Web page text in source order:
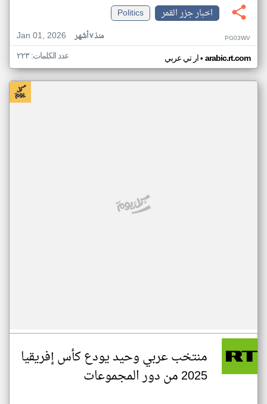
اخبار جزر القمر
Politics
Jan 01, 2026
منذ ٧ أشهر PG03WV
ار تي عربي• arabic.rt.com عدد الكلمات: ٢٢٣
منتخب عربي وحيد يودع كأس إفريقيا
2025 من دور المجموعات